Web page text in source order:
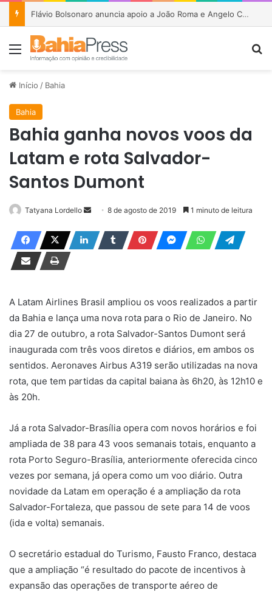
Flávio Bolsonaro anuncia apoio a João Roma e Angelo Coronel na disputa pelo Senado na Bahia
Menu
Início / Bahia
Bahia
Bahia ganha novos voos da
Latam e rota Salvador-
Santos Dumont
Tatyana Lordello
m
a
i
l
8 de agosto de 2019 1 minuto de leitura
A Latam Airlines Brasil ampliou os voos realizados a partir
da Bahia e lança uma nova rota para o Rio de Janeiro. No
dia 27 de outubro, a rota Salvador-Santos Dumont será
inaugurada com três voos diretos e diários, em ambos os
sentidos. Aeronaves Airbus A319 serão utilizadas na nova
rota, que tem partidas da capital baiana às 6h20, às 12h10 e
às 20h.
Já a rota Salvador-Brasília opera com novos horários e foi
ampliada de 38 para 43 voos semanais totais, enquanto a
rota Porto Seguro-Brasília, anteriormente oferecida cinco
vezes por semana, já opera como um voo diário. Outra
novidade da Latam em operação é a ampliação da rota
Salvador-Fortaleza, que passou de sete para 14 de voos
(ida e volta) semanais.
O secretário estadual do Turismo, Fausto Franco, destaca
que a ampliação “é resultado do pacote de incentivos à
expansão das operações de transporte aéreo de